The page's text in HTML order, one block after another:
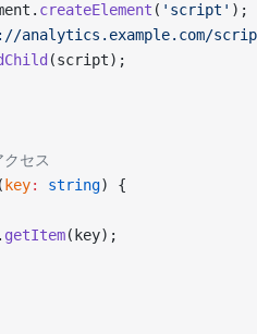
createElement ( 'script' );
analytics.example.com/
(script);
セス
( key: string) {
getItem(key);